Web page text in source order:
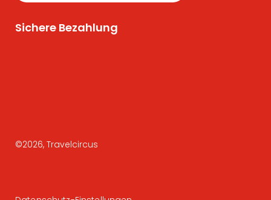
Sichere Bezahlung
©2026, Travelcircus